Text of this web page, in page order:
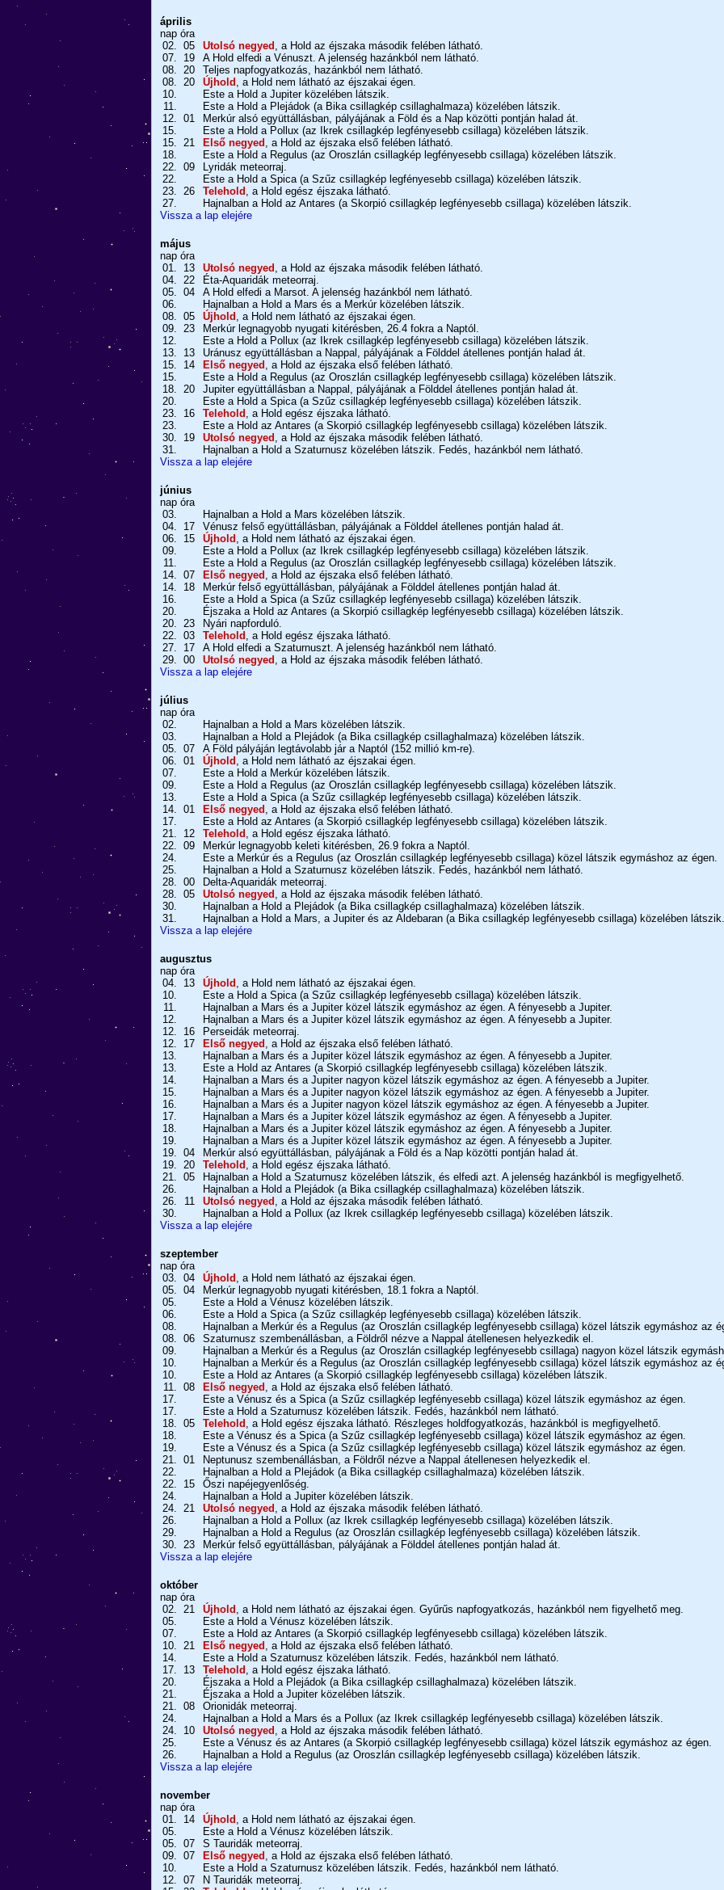
április
napóra
02. 05 Utolsó negyed , a Hold az éjszaka második felében látható.
07.
19
A Hold elfedi a Vénuszt. A jelenség hazánkból nem látható.
08. 20
Teljes napfogyatkozás, hazánkból nem látható.
08. 20 Újhold , a Hold nem látható az éjszakai égen.
10.
Este a Hold a Jupiter közelében látszik.
11.
Este a Hold a Plejádok (a Bika csillagkép csillaghalmaza) közelében látszik.
12. 01
Merkúr alsó együttállásban, pályájának a Föld és a Nap közötti pontján halad át.
15.
Este a Hold a Pollux (az Ikrek csillagkép legfényesebb csillaga) közelében látszik.
15. 21 Első negyed , a Hold az éjszaka első felében látható.
18.
Este a Hold a Regulus (az Oroszlán csillagkép legfényesebb csillaga) közelében látszik.
22. 09
Lyridák meteorraj.
22.
Este a Hold a Spica (a Szűz csillagkép legfényesebb csillaga) közelében látszik.
23. 26 Telehold , a Hold egész éjszaka látható.
27.
Hajnalban a Hold az Antares (a Skorpió csillagkép legfényesebb csillaga) közelében látszik.
Vissza a lap elejére
május
napóra
01.
13 Utolsó negyed , a Hold az éjszaka második felében látható.
04. 22
Éta-Aquaridák meteorraj.
05. 04
A Hold elfedi a Marsot. A jelenség hazánkból nem látható.
06.
Hajnalban a Hold a Mars és a Merkúr közelében látszik.
08. 05 Újhold , a Hold nem látható az éjszakai égen.
09. 23
Merkúr legnagyobb nyugati kitérésben, 26.4 fokra a Naptól.
12.
Este a Hold a Pollux (az Ikrek csillagkép legfényesebb csillaga) közelében látszik.
13.
13
Uránusz együttállásban a Nappal, pályájának a Földdel átellenes pontján halad át.
15.
14 Első negyed , a Hold az éjszaka első felében látható.
15.
Este a Hold a Regulus (az Oroszlán csillagkép legfényesebb csillaga) közelében látszik.
18. 20
Jupiter együttállásban a Nappal, pályájának a Földdel átellenes pontján halad át.
20.
Este a Hold a Spica (a Szűz csillagkép legfényesebb csillaga) közelében látszik.
23.
16 Telehold , a Hold egész éjszaka látható.
23.
Este a Hold az Antares (a Skorpió csillagkép legfényesebb csillaga) közelében látszik.
30.
19 Utolsó negyed , a Hold az éjszaka második felében látható.
31.
Hajnalban a Hold a Szaturnusz közelében látszik. Fedés, hazánkból nem látható.
Vissza a lap elejére
június
napóra
03.
Hajnalban a Hold a Mars közelében látszik.
04.
17
Vénusz felső együttállásban, pályájának a Földdel átellenes pontján halad át.
06.
15 Újhold , a Hold nem látható az éjszakai égen.
09.
Este a Hold a Pollux (az Ikrek csillagkép legfényesebb csillaga) közelében látszik.
11.
Este a Hold a Regulus (az Oroszlán csillagkép legfényesebb csillaga) közelében látszik.
14. 07 Első negyed , a Hold az éjszaka első felében látható.
14.
18
Merkúr felső együttállásban, pályájának a Földdel átellenes pontján halad át.
16.
Este a Hold a Spica (a Szűz csillagkép legfényesebb csillaga) közelében látszik.
20.
Éjszaka a Hold az Antares (a Skorpió csillagkép legfényesebb csillaga) közelében látszik.
20. 23
Nyári napforduló.
22. 03 Telehold , a Hold egész éjszaka látható.
27.
17
A Hold elfedi a Szaturnuszt. A jelenség hazánkból nem látható.
29. 00 Utolsó negyed , a Hold az éjszaka második felében látható.
Vissza a lap elejére
július
napóra
02.
Hajnalban a Hold a Mars közelében látszik.
03.
Hajnalban a Hold a Plejádok (a Bika csillagkép csillaghalmaza) közelében látszik.
05. 07
A Föld pályáján legtávolabb jár a Naptól (152 millió km-re).
06. 01 Újhold , a Hold nem látható az éjszakai égen.
07.
Este a Hold a Merkúr közelében látszik.
09.
Este a Hold a Regulus (az Oroszlán csillagkép legfényesebb csillaga) közelében látszik.
13.
Este a Hold a Spica (a Szűz csillagkép legfényesebb csillaga) közelében látszik.
14. 01 Első negyed , a Hold az éjszaka első felében látható.
17.
Este a Hold az Antares (a Skorpió csillagkép legfényesebb csillaga) közelében látszik.
21.
12 Telehold , a Hold egész éjszaka látható.
22. 09
Merkúr legnagyobb keleti kitérésben, 26.9 fokra a Naptól.
24.
Este a Merkúr és a Regulus (az Oroszlán csillagkép legfényesebb csillaga) közel látszik egymáshoz az égen.
25.
Hajnalban a Hold a Szaturnusz közelében látszik. Fedés, hazánkból nem látható.
28. 00
Delta-Aquaridák meteorraj.
28. 05 Utolsó negyed , a Hold az éjszaka második felében látható.
30.
Hajnalban a Hold a Plejádok (a Bika csillagkép csillaghalmaza) közelében látszik.
31.
Hajnalban a Hold a Mars, a Jupiter és az Aldebaran (a Bika csillagkép legfényesebb csillaga) közelében látszik.
Vissza a lap elejére
augusztus
napóra
04.
13 Újhold , a Hold nem látható az éjszakai égen.
10.
Este a Hold a Spica (a Szűz csillagkép legfényesebb csillaga) közelében látszik.
11.
Hajnalban a Mars és a Jupiter közel látszik egymáshoz az égen. A fényesebb a Jupiter.
12.
Hajnalban a Mars és a Jupiter közel látszik egymáshoz az égen. A fényesebb a Jupiter.
12.
16
Perseidák meteorraj.
12.
17 Első negyed , a Hold az éjszaka első felében látható.
13.
Hajnalban a Mars és a Jupiter közel látszik egymáshoz az égen. A fényesebb a Jupiter.
13.
Este a Hold az Antares (a Skorpió csillagkép legfényesebb csillaga) közelében látszik.
14.
Hajnalban a Mars és a Jupiter nagyon közel látszik egymáshoz az égen. A fényesebb a Jupiter.
15.
Hajnalban a Mars és a Jupiter nagyon közel látszik egymáshoz az égen. A fényesebb a Jupiter.
16.
Hajnalban a Mars és a Jupiter nagyon közel látszik egymáshoz az égen. A fényesebb a Jupiter.
17.
Hajnalban a Mars és a Jupiter közel látszik egymáshoz az égen. A fényesebb a Jupiter.
18.
Hajnalban a Mars és a Jupiter közel látszik egymáshoz az égen. A fényesebb a Jupiter.
19.
Hajnalban a Mars és a Jupiter közel látszik egymáshoz az égen. A fényesebb a Jupiter.
19. 04
Merkúr alsó együttállásban, pályájának a Föld és a Nap közötti pontján halad át.
19. 20 Telehold , a Hold egész éjszaka látható.
21. 05
Hajnalban a Hold a Szaturnusz közelében látszik, és elfedi azt. A jelenség hazánkból is megfigyelhető.
26.
Hajnalban a Hold a Plejádok (a Bika csillagkép csillaghalmaza) közelében látszik.
26.
11 Utolsó negyed , a Hold az éjszaka második felében látható.
30.
Hajnalban a Hold a Pollux (az Ikrek csillagkép legfényesebb csillaga) közelében látszik.
Vissza a lap elejére
szeptember
napóra
03. 04 Újhold , a Hold nem látható az éjszakai égen.
05. 04
Merkúr legnagyobb nyugati kitérésben, 18.1 fokra a Naptól.
05.
Este a Hold a Vénusz közelében látszik.
06.
Este a Hold a Spica (a Szűz csillagkép legfényesebb csillaga) közelében látszik.
08.
Hajnalban a Merkúr és a Regulus (az Oroszlán csillagkép legfényesebb csillaga) közel látszik egymáshoz az
08. 06
Szaturnusz szembenállásban, a Földről nézve a Nappal átellenesen helyezkedik el.
09.
Hajnalban a Merkúr és a Regulus (az Oroszlán csillagkép legfényesebb csillaga) nagyon közel látszik
10.
Hajnalban a Merkúr és a Regulus (az Oroszlán csillagkép legfényesebb csillaga) közel látszik egymáshoz az
10.
Este a Hold az Antares (a Skorpió csillagkép legfényesebb csillaga) közelében látszik.
11. 08 Első negyed , a Hold az éjszaka első felében látható.
17.
Este a Vénusz és a Spica (a Szűz csillagkép legfényesebb csillaga) közel látszik egymáshoz az égen.
17.
Este a Hold a Szaturnusz közelében látszik. Fedés, hazánkból nem látható.
18. 05 Telehold , a Hold egész éjszaka látható. Részleges holdfogyatkozás, hazánkból is megfigyelhető.
18.
Este a Vénusz és a Spica (a Szűz csillagkép legfényesebb csillaga) közel látszik egymáshoz az égen.
19.
Este a Vénusz és a Spica (a Szűz csillagkép legfényesebb csillaga) közel látszik egymáshoz az égen.
21. 01
Neptunusz szembenállásban, a Földről nézve a Nappal átellenesen helyezkedik el.
22.
Hajnalban a Hold a Plejádok (a Bika csillagkép csillaghalmaza) közelében látszik.
22.
15
Őszi napéjegyenlőség.
24.
Hajnalban a Hold a Jupiter közelében látszik.
24. 21 Utolsó negyed , a Hold az éjszaka második felében látható.
26.
Hajnalban a Hold a Pollux (az Ikrek csillagkép legfényesebb csillaga) közelében látszik.
29.
Hajnalban a Hold a Regulus (az Oroszlán csillagkép legfényesebb csillaga) közelében látszik.
30. 23
Merkúr felső együttállásban, pályájának a Földdel átellenes pontján halad át.
Vissza a lap elejére
október
napóra
02. 21 Újhold , a Hold nem látható az éjszakai égen. Gyűrűs napfogyatkozás, hazánkból nem figyelhető meg.
05.
Este a Hold a Vénusz közelében látszik.
07.
Este a Hold az Antares (a Skorpió csillagkép legfényesebb csillaga) közelében látszik.
10. 21 Első negyed , a Hold az éjszaka első felében látható.
14.
Este a Hold a Szaturnusz közelében látszik. Fedés, hazánkból nem látható.
17.
13 Telehold , a Hold egész éjszaka látható.
20.
Éjszaka a Hold a Plejádok (a Bika csillagkép csillaghalmaza) közelében látszik.
21.
Éjszaka a Hold a Jupiter közelében látszik.
21. 08
Orionidák meteorraj.
24.
Hajnalban a Hold a Mars és a Pollux (az Ikrek csillagkép legfényesebb csillaga) közelében látszik.
24.
10 Utolsó negyed , a Hold az éjszaka második felében látható.
25.
Este a Vénusz és az Antares (a Skorpió csillagkép legfényesebb csillaga) közel látszik egymáshoz az égen.
26.
Hajnalban a Hold a Regulus (az Oroszlán csillagkép legfényesebb csillaga) közelében látszik.
Vissza a lap elejére
november
napóra
01.
14 Újhold , a Hold nem látható az éjszakai égen.
05.
Este a Hold a Vénusz közelében látszik.
05. 07
S Tauridák meteorraj.
09. 07 Első negyed , a Hold az éjszaka első felében látható.
10.
Este a Hold a Szaturnusz közelében látszik. Fedés, hazánkból nem látható.
12. 07
N Tauridák meteorraj.